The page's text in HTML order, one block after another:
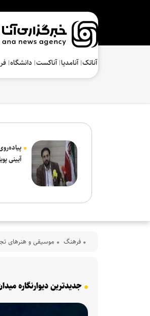
آناتک آنامدیا آناکست دانشگاه
آیینی پویا و بی‌کارگردان
فرهنگ‌ موسیقی و هنرهای
جدیدترین دیوارنگاره